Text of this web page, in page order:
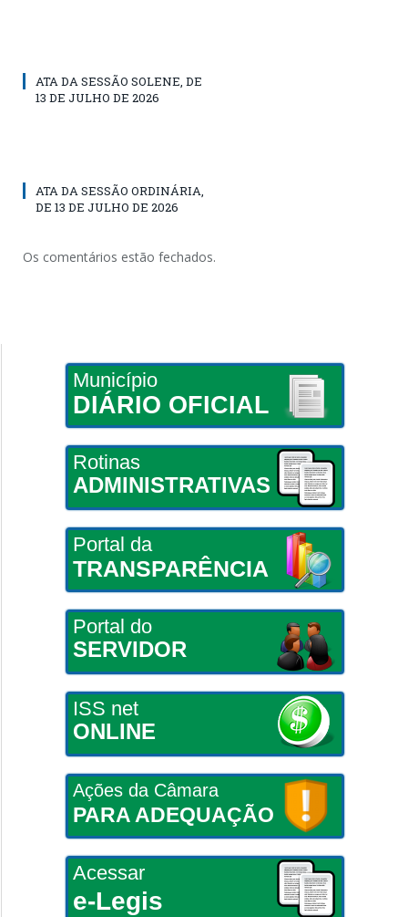
ATA DA SESSÃO SOLENE, DE
13 DE JULHO DE 2026
ATA DA SESSÃO ORDINÁRIA,
DE 13 DE JULHO DE 2026
Os comentários estão fechados.
Município
DIÁRIO OFICIAL
Rotinas
ADMINISTRATIVAS
Portal da
TRANSPARÊNCIA
Portal do
SERVIDOR
ISS net
ONLINE
Ações da Câmara
PARA ADEQUAÇÃO
Acessar
e-Legis